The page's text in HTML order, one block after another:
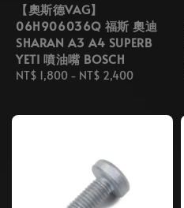
【奧斯德VAG】
06H906036Q 福斯 奧迪
SHARAN A3 A4 SUPERB
YETI 噴油嘴 BOSCH
Regular
NT$ 1,800 - NT$ 2,400